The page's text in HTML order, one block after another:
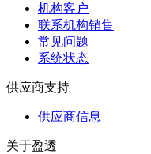
机构客户
联系机构销售
常见问题
系统状态
供应商支持
供应商信息
关于盈透